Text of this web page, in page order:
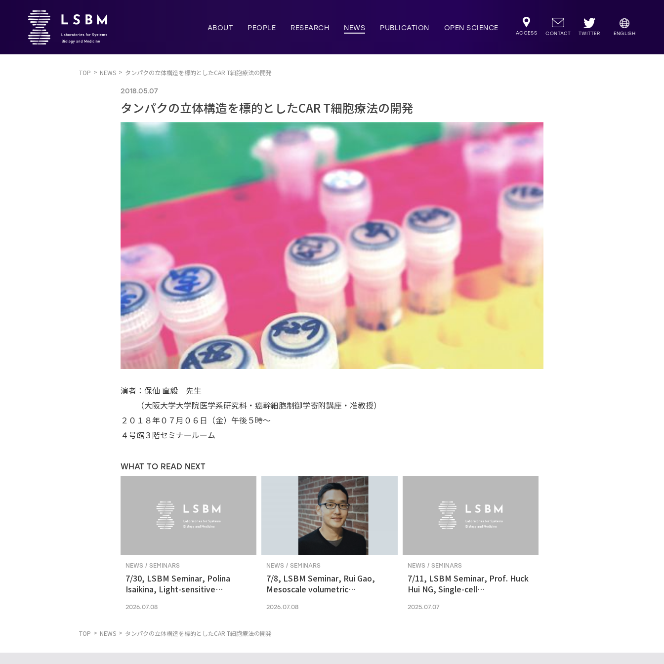
ABOUT PEOPLE RESEARCH NEWS PUBLICATION OPEN SCIENCE
ACCESS CONTACT TWITTER ENGLISH
TOP NEWS タンパクの立体構造を標的としたCAR T細胞療法の開発
2018.05.07
タンパクの立体構造を標的としたCAR T細胞療法の開発
演者：保仙 直毅 先生
（大阪大学大学院医学系研究科・癌幹細胞制御学寄附講座・准教授）
２０１８年０７月０６日（金）午後５時～
４号館３階セミナールーム
WHAT TO READ NEXT
NEWS / SEMINARS
7/30, LSBM Seminar, Polina
Isaikina, Light-sensitive
Optogenetics
2026.07.08
NEWS / SEMINARS
7/8, LSBM Seminar, Rui Gao,
Mesoscale volumetric
nanoscale resolution via
2026.07.08
NEWS / SEMINARS
7/11, LSBM Seminar, Prof. Huck
Hui NG, Single-cell
molecular vulnerability in human
2025.07.07
TOP NEWS タンパクの立体構造を標的としたCAR T細胞療法の開発